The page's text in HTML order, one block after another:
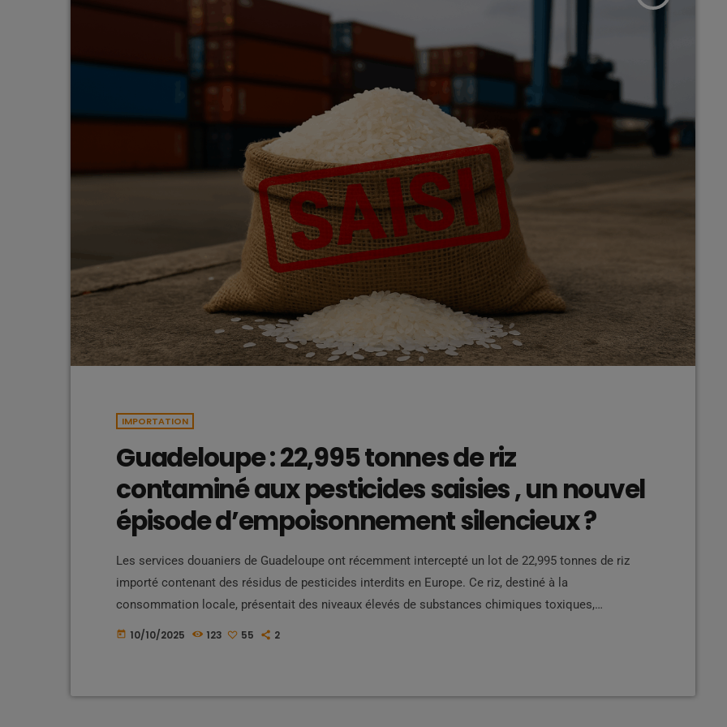
IMPORTATION
Guadeloupe : 22,995 tonnes de riz
contaminé aux pesticides saisies , un nouvel
épisode d’empoisonnement silencieux ?
Les services douaniers de Guadeloupe ont récemment intercepté un lot de 22,995 tonnes de riz
importé contenant des résidus de pesticides interdits en Europe. Ce riz, destiné à la
consommation locale, présentait des niveaux élevés de substances chimiques toxiques,
notamment des insecticides et fongicides classés dangereux pour la santé humaine et pour
today 10/10/2025 123 55 2